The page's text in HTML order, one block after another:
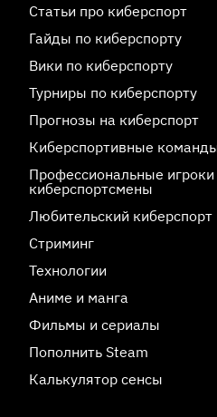
Статьи про киберспорт
Гайды по киберспорту
Вики по киберспорту
Турниры по киберспорту
Прогнозы на киберспорт
Киберспортивные
Профессиональные игроки
киберспортсмены
Любительский киберспорт
Стриминг
Технологии
Аниме и манга
Фильмы и сериалы
Пополнить Steam
Калькулятор сенсы